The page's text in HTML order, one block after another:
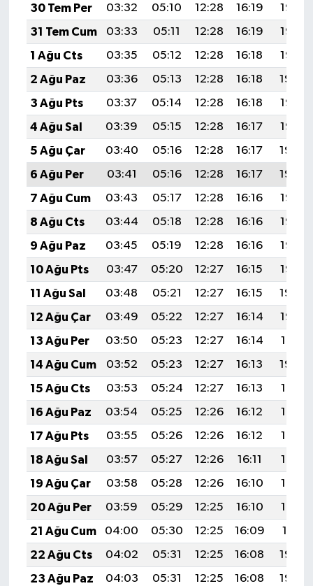
30 Tem Per
03:32 05:10 12:28 16:19
19:36
31 Tem Cum
03:33 05:11 12:28 16:19
19:36
1 Ağu Cts
03:35 05:12 12:28 16:18
19:35
2 Ağu Paz
03:36 05:13 12:28 16:18
19:34
3 Ağu Pts
03:37 05:14 12:28 16:18
19:33
4 Ağu Sal
03:39 05:15 12:28 16:17
19:32
5 Ağu Çar
03:40 05:16 12:28 16:17
19:30
6 Ağu Per
03:41 05:16 12:28 16:17
19:29
7 Ağu Cum
03:43 05:17 12:28 16:16
19:28
8 Ağu Cts
03:44 05:18 12:28 16:16
19:27
9 Ağu Paz
03:45 05:19 12:28 16:16
19:26
10 Ağu Pts
03:47 05:20 12:27 16:15
19:25
11 Ağu Sal
03:48 05:21 12:27 16:15
19:24
12 Ağu Çar
03:49 05:22 12:27 16:14
19:22
13 Ağu Per
03:50 05:23 12:27 16:14
19:21
14 Ağu Cum
03:52 05:23 12:27 16:13
19:20
15 Ağu Cts
03:53 05:24 12:27 16:13
19:19
16 Ağu Paz
03:54 05:25 12:26 16:12
19:17
17 Ağu Pts
03:55 05:26 12:26 16:12
19:16
18 Ağu Sal
03:57 05:27 12:26 16:11
19:15
19 Ağu Çar
03:58 05:28 12:26 16:10
19:13
20 Ağu Per
03:59 05:29 12:25 16:10
19:12
21 Ağu Cum
04:00 05:30 12:25 16:09
19:11
22 Ağu Cts
04:02 05:31 12:25 16:08
19:09
23 Ağu Paz
04:03 05:31 12:25 16:08
19:08